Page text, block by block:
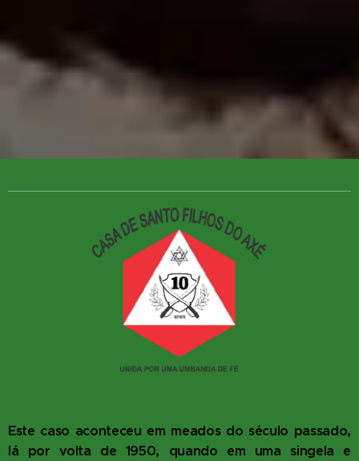
Este caso aconteceu em meados do século passado,
lá por volta de 1950, quando em uma singela e